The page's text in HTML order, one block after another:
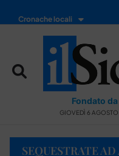
Cronache locali
Fondato
GIOVEDÌ 6
SEQUESTRATE